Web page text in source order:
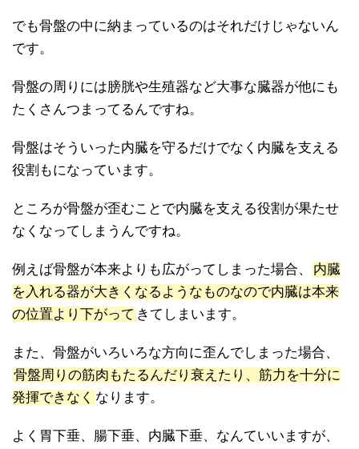
でも骨盤の中に納まっているのはそれだけじゃないん
です。
骨盤の周りには膀胱や生殖器など大事な臓器が他にも
たくさんつまってるんですね。
骨盤はそういった内臓を守るだけでなく内臓を支える
役割もになっています。
ところが骨盤が歪むことで内臓を支える役割が果たせ
なくなってしまうんですね。
例えば骨盤が本来よりも広がってしまった場合、
内臓
を入れる器が大きくなるようなものなので内臓は本来
の位置より下がって きてしまいます。
また、骨盤がいろいろな方向に歪んでしまった場合、
骨盤周りの筋肉もたるんだり衰えたり、筋力を十分に
発揮できなく なります。
よく胃下垂、腸下垂、内臓下垂、なんていいますが、